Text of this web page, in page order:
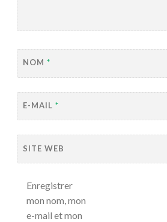
NOM *
E-MAIL *
SITE WEB
Enregistrer
mon nom, mon
e-mail et mon